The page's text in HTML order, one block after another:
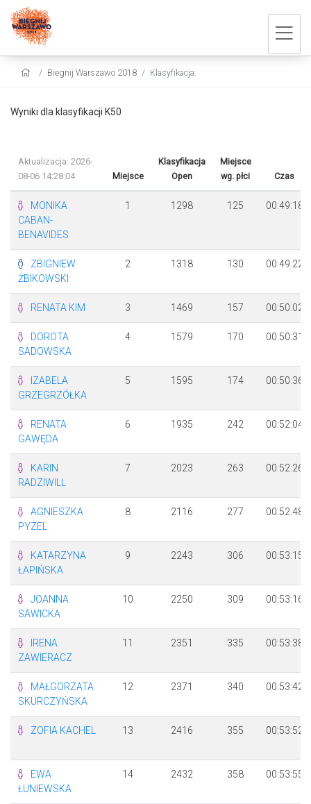
Biegnij Warszawo 2018 Klasyfikacja:
Wyniki dla klasyfikacji K50
Aktualizacja: 2026-
08-06 14:28:04
Miejsce
Klasyfikacja
Open
Miejsce
wg. płci
Czas
MONIKA
CABAN-
BENAVIDES
1 1298 125 00:49:18
ZBIGNIEW
ŻBIKOWSKI
2 1318 130 00:49:22
RENATA KIM 3 1469 157 00:50:02
DOROTA
SADOWSKA
4 1579 170 00:50:31
IZABELA
GRZEGRZÓŁKA
5 1595 174 00:50:36
RENATA
GAWĘDA
6 1935 242 00:52:04
KARIN
RADZIWILL
7 2023 263 00:52:26
AGNIESZKA
PYZEL
8 2116 277 00:52:48
KATARZYNA
ŁAPIŃSKA
9 2243 306 00:53:15
JOANNA
SAWICKA
10 2250 309 00:53:16
IRENA
ZAWIERACZ
11 2351 335 00:53:38
MAŁGORZATA
SKURCZYŃSKA
12 2371 340 00:53:42
ZOFIA KACHEL 13 2416 355 00:53:52
EWA
ŁUNIEWSKA
14 2432 358 00:53:55